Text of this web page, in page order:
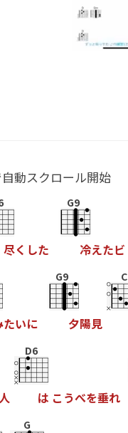
動スクロール開始
尽く した
G9
冷えたビ
たいに
G9
夕陽見
C
D6
は こ うべを垂れ
G